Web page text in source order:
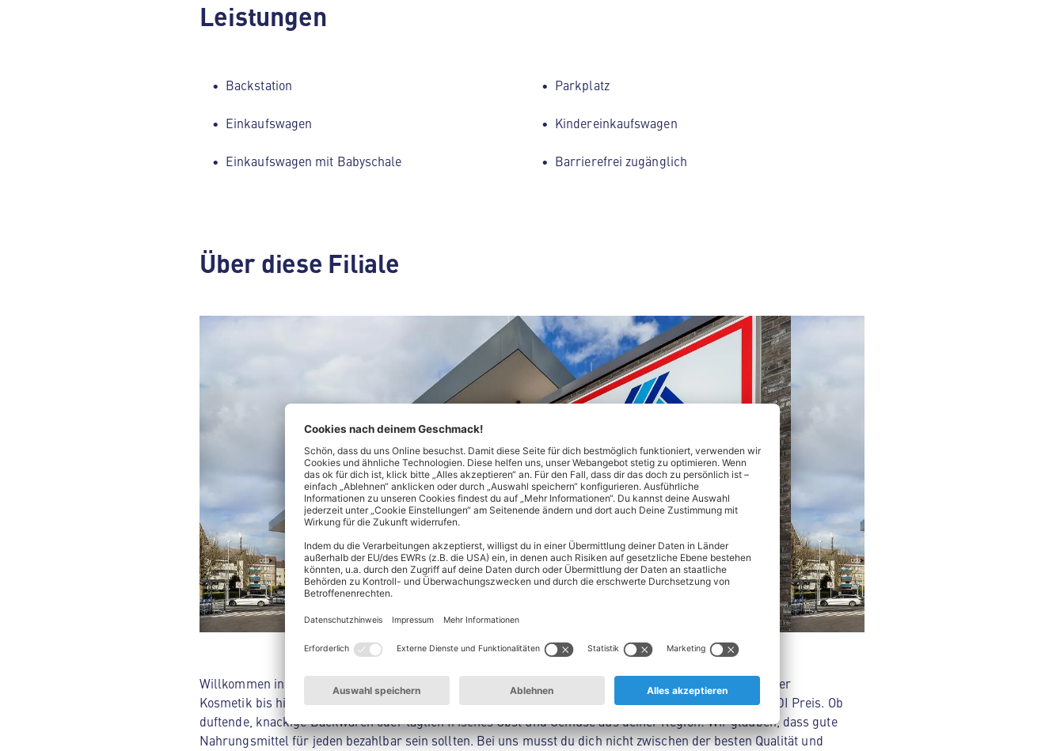
Leistungen
Backstation Parkplatz
Einkaufswagen Kindereinkaufswagen
Einkaufswagen mit Babyschale Barrierefrei zugänglich
Über diese Filiale
Willkommen in deinem ALDI Nord! Hier findest du alles, was dein Herz begehrt - von Lebensmitteln über
Kosmetik bis hin zu Haushaltsprodukten. Unser Spezialgebiet? Hochwertige Produkte zum Original ALDI Preis. Ob
duftende, knackige Backwaren oder täglich frisches Obst und Gemüse aus deiner Region: Wir glauben, dass gute
Nahrungsmittel für jeden bezahlbar sein sollten. Bei uns musst du dich nicht zwischen der besten Qualität und